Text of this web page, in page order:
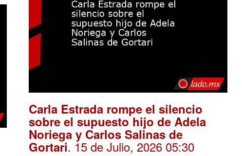
Carla Estrada rompe el silencio
sobre el supuesto hijo de Adela
Noriega y Carlos Salinas de
Gortari. 15 de Julio, 2026 05:30